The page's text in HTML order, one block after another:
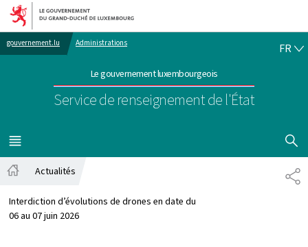
Aller au menu principal
Aller au contenu
gouvernement.lu Administrations
Le gouvernement luxembourgeois
Service de renseignement de l'État
FR
MENU
PRINCIPAL
Actualités
Interdiction d’évolutions de drones en date du
06 au 07 juin 2026